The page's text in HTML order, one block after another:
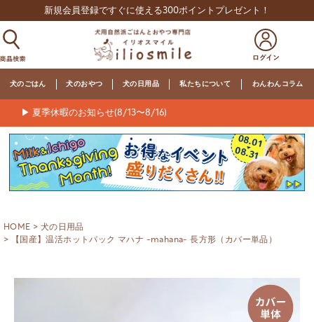
新規会員登録ですぐに使える300ポイントプレゼント！
犬のごはん 犬のおやつ 犬の日用品 私たちについて わんわんコラム
▶ 夏季休暇のお知らせ(8/13〜8/16)
HOME
犬の日用品
【国産】温活ホットパック マハナ -mahana- 長方形（カバー単品）